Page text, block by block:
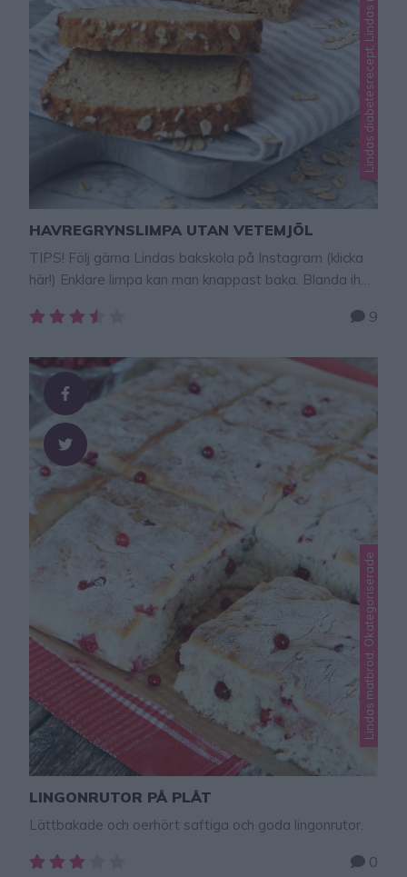
Lindas diabetesrecept, Lindas matbröd
HAVREGRYNSLIMPA UTAN VETEMJÖL
TIPS! Följ gärna Lindas bakskola på Instagram (klicka
här!) Enklare limpa kan man knappast baka. Blanda ihop
ingredienserna och degen är klar! Så enkelt, eller hur?!
kolhydrater än vanligt bröd och mer protein. Så himla
smart och bra recept! Havregryn innehåller inte …
9
Lindas matbröd, Okategoriserade
LINGONRUTOR PÅ PLÅT
Lättbakade och oerhört saftiga och goda lingonrutor.
0